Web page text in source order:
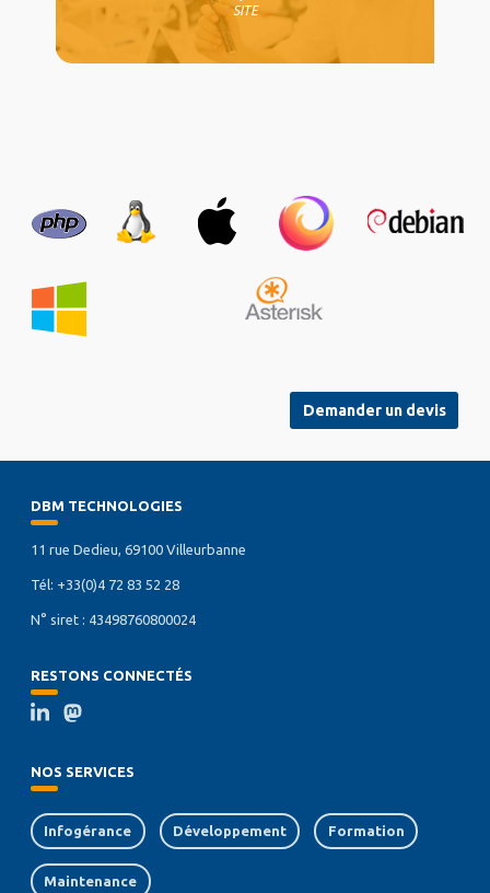
SITE
Demander un devis
DBM TECHNOLOGIES
11 rue Dedieu, 69100 Villeurbanne
Tél: +33(0)4 72 83 52 28
N° siret : 43498760800024
RESTONS CONNECTÉS
NOS SERVICES
Infogérance Développement Formation
Maintenance